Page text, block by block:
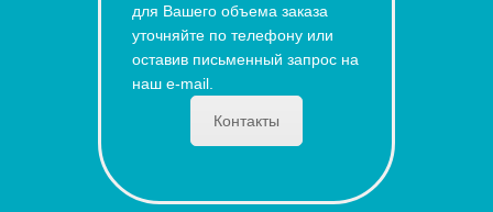
для Вашего объема заказа
уточняйте по телефону или
оставив письменный запрос на
наш e-mail.
Контакты